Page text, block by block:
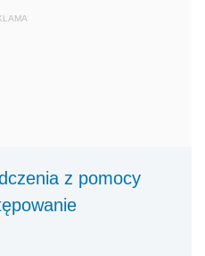
z pomocy